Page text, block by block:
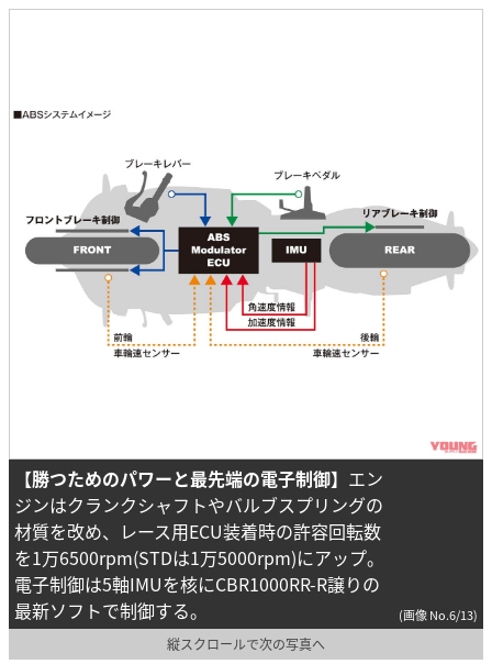
【勝つためのパワーと最先端の電子制御】 エン
ジンはクランクシャフトやバルブスプリングの
材質を改め、レース用ECU装着時の許容回転数
を1万6500rpm(STDは1万5000rpm)にアップ。
電子制御は5軸IMUを核にCBR1000RR-R譲りの
最新ソフトで制御する。
(画像 No.6/13)
縦スクロールで次の写真へ